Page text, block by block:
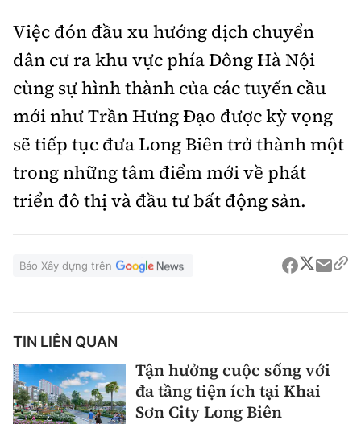
Việc đón đầu xu hướng dịch chuyển
dân cư ra khu vực phía Đông Hà Nội
cùng sự hình thành của các tuyến cầu
mới như Trần Hưng Đạo được kỳ vọng
sẽ tiếp tục đưa Long Biên trở thành một
trong những tâm điểm mới về phát
triển đô thị và đầu tư bất động sản.
Báo Xây dựng trên
TIN LIÊN QUAN
Tận hưởng cuộc sống với
đa tầng tiện ích tại Khai
Sơn City Long Biên